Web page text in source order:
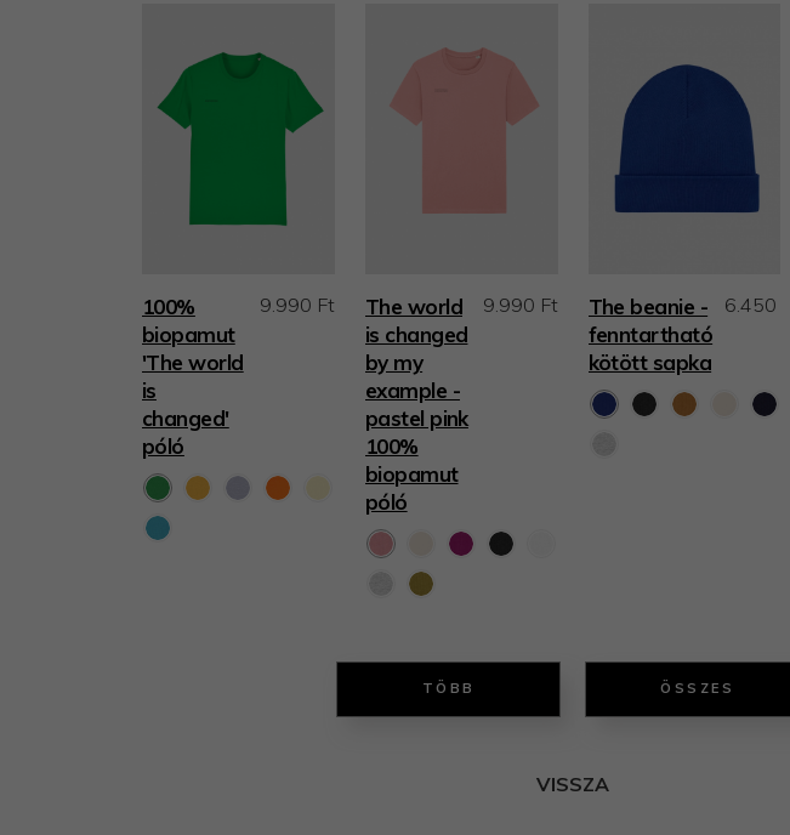
100%
biopamut
'The world
is
changed'
póló
9.990 Ft
The world
is changed
by my
example -
pastel pink
100%
biopamut
póló
9.990 Ft
The beanie -
fenntartható
kötött sapka
6.450 Ft
TÖBB ÖSSZES
VISSZA